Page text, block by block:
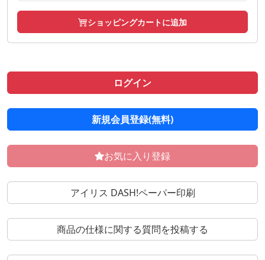
ショッピングカートに追加
ログイン
新規会員登録(無料)
お気に入り登録
アイリス DASH!ペーパー印刷
商品の仕様に関する質問を投稿する